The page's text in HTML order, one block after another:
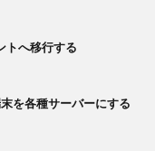
トへ移行する
を各種サーバーにする